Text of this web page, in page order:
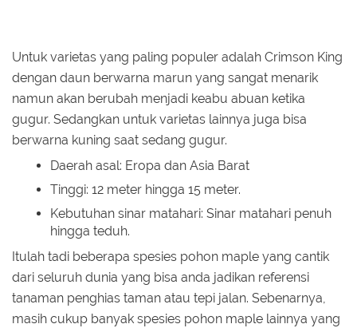
Untuk varietas yang paling populer adalah Crimson King
dengan daun berwarna marun yang sangat menarik
namun akan berubah menjadi keabu abuan ketika
gugur. Sedangkan untuk varietas lainnya juga bisa
berwarna kuning saat sedang gugur.
Daerah asal: Eropa dan Asia Barat
Tinggi: 12 meter hingga 15 meter.
Kebutuhan sinar matahari: Sinar matahari penuh
hingga teduh.
Itulah tadi beberapa spesies pohon maple yang cantik
dari seluruh dunia yang bisa anda jadikan referensi
tanaman penghias taman atau tepi jalan. Sebenarnya,
masih cukup banyak spesies pohon maple lainnya yang